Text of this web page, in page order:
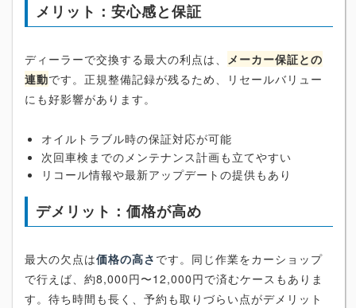
メリット：安心感と保証
ディーラーで交換する最大の利点は、 メーカー保証との
連動です。正規整備記録が残るため、リセールバリュー
にも好影響があります。
オイルトラブル時の保証対応が可能
次回車検までのメンテナンス計画も立てやすい
リコール情報や最新アップデートの提供もあり
デメリット：価格が高め
最大の欠点は価格の高さ です。同じ作業をカーショップ
で行えば、約8,000円〜12,000円で済むケースもありま
す。待ち時間も長く、予約も取りづらい点がデメリット